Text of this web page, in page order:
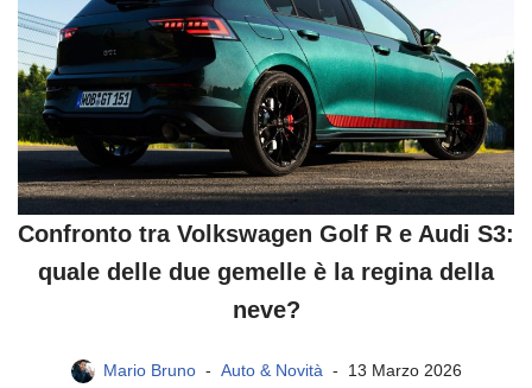
Confronto tra Volkswagen Golf R e Audi S3:
quale delle due gemelle è la regina della
neve?
Mario Bruno Auto & Novità 13 Marzo 2026